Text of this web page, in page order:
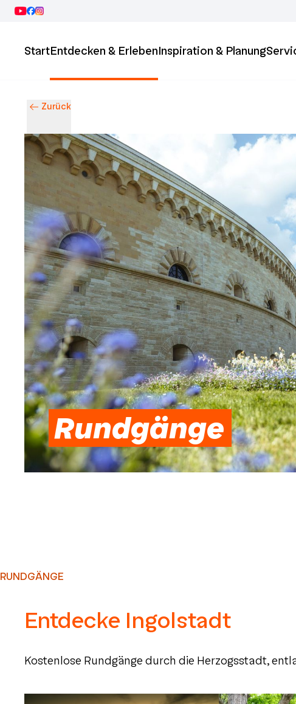
StartEntdecken & ErlebenInspiration & Planung
Zurück
Entdecke Ingolstadt – Events, Highlights & Stadtleben
Rundgänge
RUNDGÄNGE
Entdecke Ingolstadt
Kostenlose Rundgänge durch die Herzogsstadt,